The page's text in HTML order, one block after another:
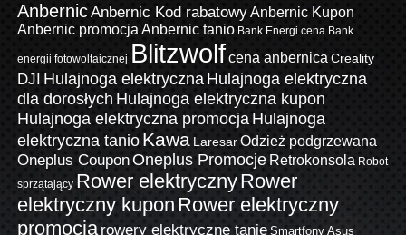
AnbernicAnbernic Kod rabatowyAnbernic Kupon
Anbernic promocja Anbernic tanio Bank Energi cena Bank
energii fotowoltaicznej Blitzwolfcena anbernica Creality
DJI Hulajnoga elektrycznaHulajnoga elektryczna
dla dorosłych Hulajnoga elektryczna kupon
Hulajnoga elektryczna promocjaHulajnoga
elektryczna tanioKawa Laresar Odzież podgrzewana
Oneplus CouponOneplus Promocje Retrokonsola Robot
sprzątający Rower elektrycznyRower
elektryczny kupon Rower elektryczny
promocja rowery elektryczne tanie Smartfony Asus